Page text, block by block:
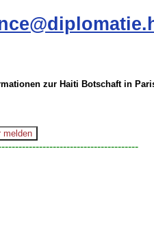
zur Haiti Botschaft in